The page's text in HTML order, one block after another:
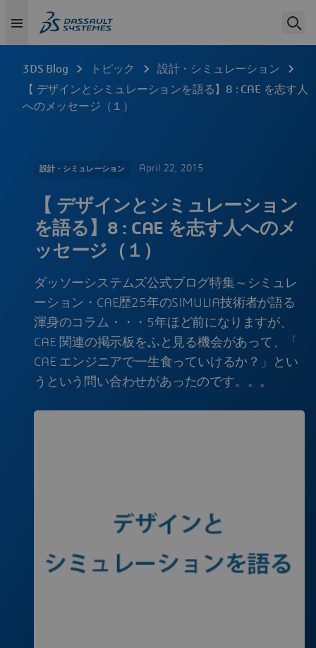
3DS Blog トピック
設計・シミュレーション
【 デザインとシミュレーションを語る】8 : CAE を志す人
へのメッセージ（１）
設計・シミュレーション April 22, 2015
【 デザインとシミュレーション
を語る】8 : CAE を志す人へのメ
ッセージ（１）
ダッソーシステムズ公式ブログ特集～シミュレ
ーション・CAE歴25年のSIMULIA技術者が語る
渾身のコラム・・・5年ほど前になりますが、
CAE 関連の掲示板をふと見る機会があって、「
CAE エンジニアで一生食っていけるか？」とい
うという問い合わせがあったのです。。。